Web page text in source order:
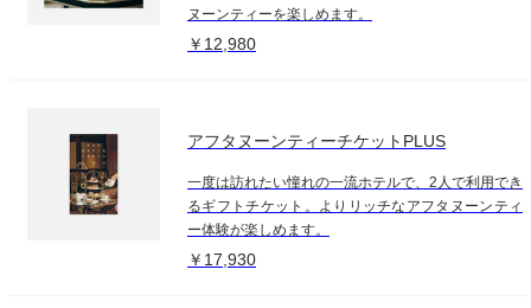
ヌーンティーを楽しめます。
￥12,980
アフタヌーンティーチケットPLUS
一度は訪れたい憧れの一流ホテルで、2人で利用でき
るギフトチケット。よりリッチなアフタヌーンティ
ー体験が楽しめます。
￥17,930